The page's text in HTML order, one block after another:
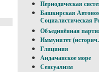
Периодическая
Башкирская
Социалистическая
Объединённая
Иммунитет
Глициния
Андаманское море
Сенсуализм